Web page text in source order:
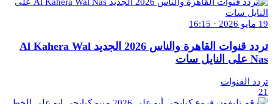
19 مايو 2026 · 16:15
تردد قنوات القاهرة والناس 2026 الجديد Al Kahera Wal
Nas على النايل سات
تردد القنوات
21